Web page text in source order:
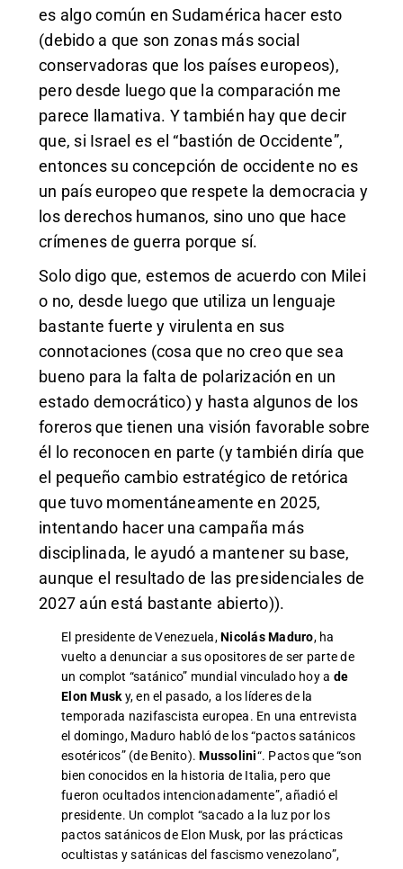
es algo común en Sudamérica hacer esto
(debido a que son zonas más social
conservadoras que los países europeos),
pero desde luego que la comparación me
parece llamativa. Y también hay que decir
que, si Israel es el “bastión de Occidente”,
entonces su concepción de occidente no es
un país europeo que respete la democracia y
los derechos humanos, sino uno que hace
crímenes de guerra porque sí.
Solo digo que, estemos de acuerdo con Milei
o no, desde luego que utiliza un lenguaje
bastante fuerte y virulenta en sus
connotaciones (cosa que no creo que sea
bueno para la falta de polarización en un
estado democrático) y hasta algunos de los
foreros que tienen una visión favorable sobre
él lo reconocen en parte (y también diría que
el pequeño cambio estratégico de retórica
que tuvo momentáneamente en 2025,
intentando hacer una campaña más
disciplinada, le ayudó a mantener su base,
aunque el resultado de las presidenciales de
2027 aún está bastante abierto)).
El presidente de Venezuela,Nicolás Maduro, ha
vuelto a denunciar a sus opositores de ser parte de
un complot “satánico” mundial vinculado hoy a de
Elon Musk y, en el pasado, a los líderes de la
temporada nazifascista europea. En una entrevista
el domingo, Maduro habló de los “pactos satánicos
esotéricos” (de Benito). Mussolini“. Pactos que “son
bien conocidos en la historia de Italia, pero que
fueron ocultados intencionadamente”, añadió el
presidente. Un complot “sacado a la luz por los
pactos satánicos de Elon Musk, por las prácticas
ocultistas y satánicas del fascismo venezolano”,